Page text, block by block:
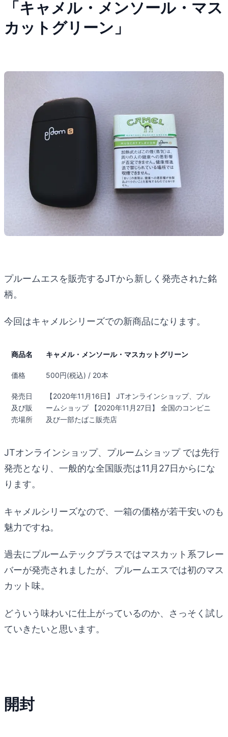
「キャメル・メンソール・マス
カットグリーン」
プルームエスを販売するJTから新しく発売された銘
柄。
今回はキャメルシリーズでの新商品になります。
商品名 キャメル・メンソール・マスカットグリーン
価格 500円(税込) / 20本
発売日
及び販
売場所
【2020年11月16日】 JTオンラインショップ、プル
ームショップ 【2020年11月27日】 全国のコンビニ
及び一部たばこ販売店
JTオンラインショップ、プルームショップ では先行
発売となり、一般的な全国販売は11月27日からにな
ります。
キャメルシリーズなので、一箱の価格が若干安いのも
魅力ですね。
過去にプルームテックプラスではマスカット系フレー
バーが発売されましたが、プルームエスでは初のマス
カット味。
どういう味わいに仕上がっているのか、さっそく試し
ていきたいと思います。
開封